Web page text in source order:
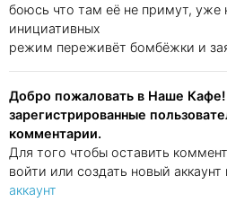
боюсь что там её не примут, уже
инициативных
режим переживёт бомбёжки и
Добро пожаловать в Наше Кафе!
зарегистрированные
комментарии.
Для того чтобы оставить
войти или создать новый аккаунт
аккаунт